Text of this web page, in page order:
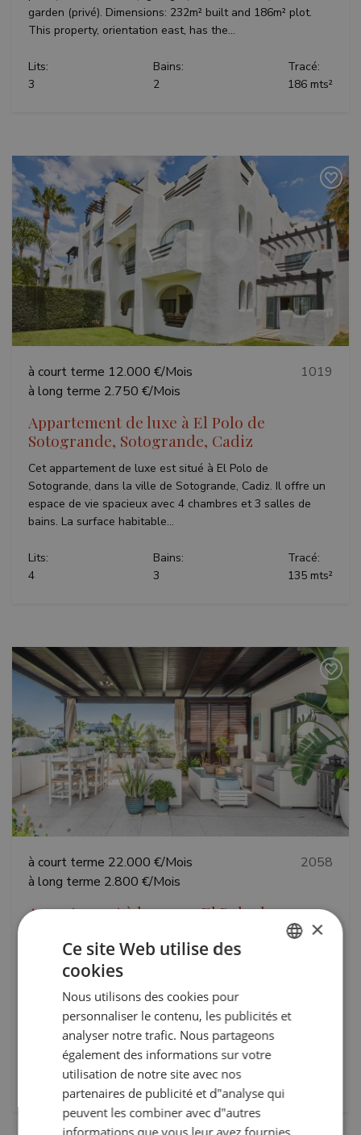
garden (privé). Dimensions: 232m² built and 186m² plot.
This property, orientation east, has the...
Lits:
3
Bains:
2
Tracé:
186 mts²
Précédent Suivant
à court terme 12.000 €/Mois
à long terme 2.750 €/Mois
1019
Appartement de luxe à El Polo de
Sotogrande, Sotogrande, Cadiz
Cet appartement de luxe est situé à El Polo de
Sotogrande, dans la ville de Sotogrande, Cadiz. Il offre un
espace de vie spacieux avec 4 chambres et 3 salles de
bains. La surface habitable...
Lits:
4
Bains:
3
Tracé:
135 mts²
Précédent Suivant
à court terme 22.000 €/Mois
à long terme 2.800 €/Mois
2058
Appartement à louer en El Polo de
Appartement for rent in El Polo de Sotogrande,
Sotogrande Costa with 3 bedrooms, 2 bathrooms, 1 en-
suite bathroom, 1 toilet and has pool (communautaire),
garage (communautaire) and garden (communautaire).
Dimensions: 185m² built, 144m² interior and...
×
Ce site Web utilise des
cookies
Nous utilisons des cookies pour
personnaliser le contenu, les publicités et
analyser notre trafic. Nous partageons
également des informations sur votre
utilisation de notre site avec nos
partenaires de publicité et d"analyse qui
peuvent les combiner avec d"autres
informations que vous leur avez fournies